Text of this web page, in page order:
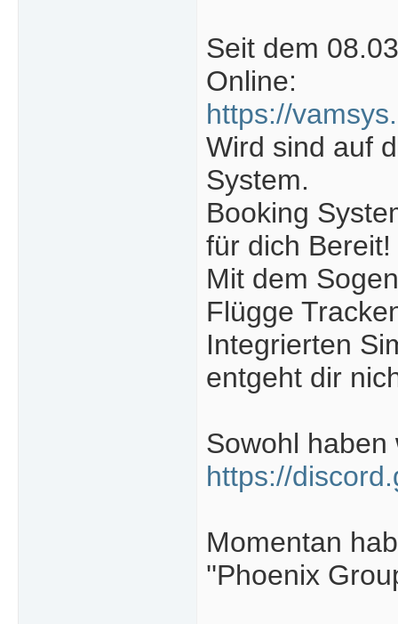
Seit dem
Online:
https://
Wird sind auf
System.
Booking
für dich Bereit!
Mit dem
Flügge
Integrierten
entgeht dir
Sowohl
https://
Momentan
''Phoenix